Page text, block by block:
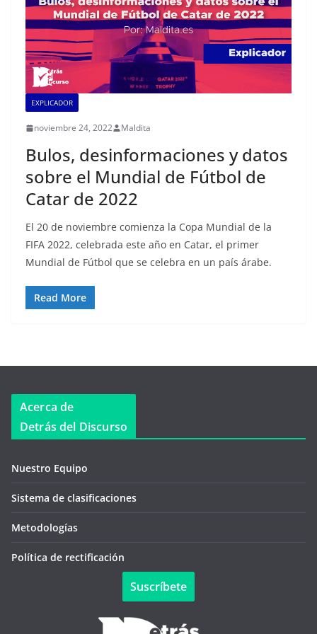
EXPLICADOR
noviembre 24, 2022 Maldita
Bulos, desinformaciones y datos
sobre el Mundial de Fútbol de
Catar de 2022
El 20 de noviembre comienza la Copa Mundial de la
FIFA 2022, celebrada este año en Catar, el primer
Mundial de Fútbol que se celebra en un país árabe.
Read More
Acerca de
Detrás del Discurso
Nuestro Equipo
Sistema de clasificaciones
Metodologías
Política de rectificación
Suscríbete